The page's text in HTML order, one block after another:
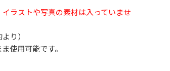
イラストや写真の素材は入っていませ
り）
使用可能です。